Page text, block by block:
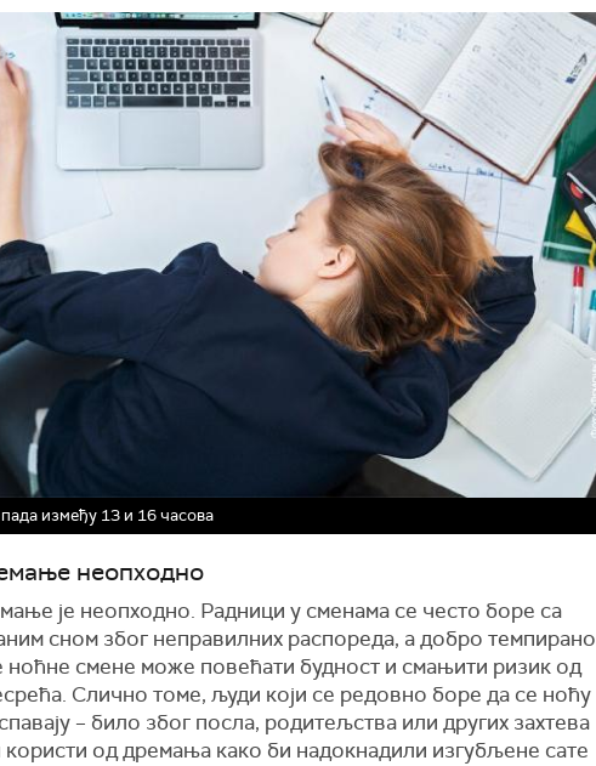
између 13 и 16 часова
неопходно
је неопходно. Радници у сменама се често боре са
сном због неправилних распореда, а добро темпирано
ноћне смене може повећати будност и смањити ризик од
Слично томе, људи који се редовно боре да се ноћу
– било због посла, родитељства или других захтева
користи од дремања како би надокнадили изгубљене сате